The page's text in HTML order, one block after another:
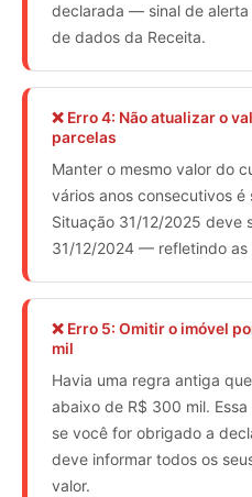
declarada — sinal de
de dados da Receita.
❌ Erro 4: Não atualizar o
parcelas
Manter o mesmo valor do
vários anos consecutivos
Situação 31/12/2025 deve
31/12/2024 — refletindo as
❌ Erro 5: Omitir o imóvel
mil
Havia uma regra antiga
abaixo de R$ 300 mil.
se você for obrigado a
deve informar todos os
valor.